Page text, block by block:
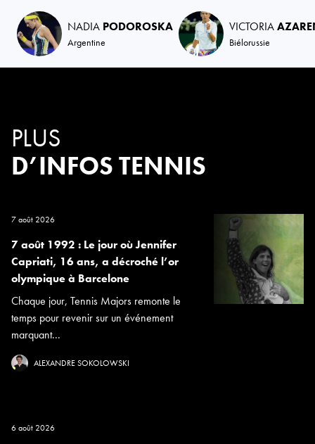
NADIA PODOROSKA
Argentine
VICTORIA
Biélorussie
PLUS
D’INFOS TENNIS
7 août 2026
7 août 1992 : Le jour où Jennifer
Capriati, 16 ans, a décroché l’or
olympique à Barcelone
Chaque jour, Tennis Majors remonte le
temps pour revenir sur un événement
marquant...
ALEXANDRE SOKOLOWSKI
6 août 2026